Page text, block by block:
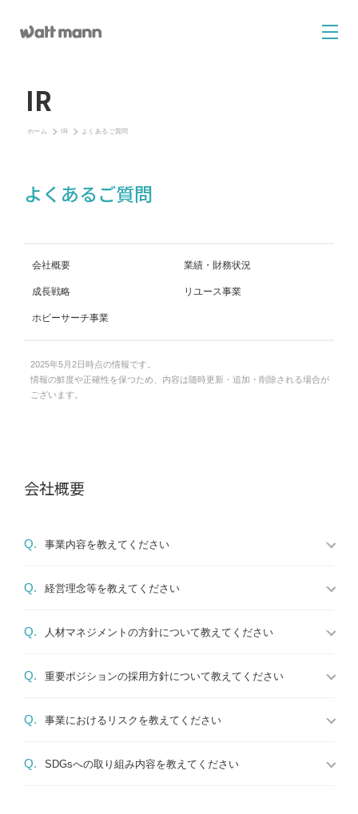
IR
ホーム IR よくあるご質問
よくあるご質問
会社概要 業績・財務状況
成長戦略 リユース事業
ホビーサーチ事業
2025年5月2日時点の情報です。
情報の鮮度や正確性を保つため、内容は随時更新・追加・削除される場合が
ございます。
会社概要
Q. 事業内容を教えてください
Q. 経営理念等を教えてください
Q. 人材マネジメントの方針について教えてください
Q. 重要ポジションの採用方針について教えてください
Q. 事業におけるリスクを教えてください
Q. SDGsへの取り組み内容を教えてください